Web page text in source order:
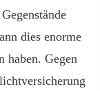
dies enorme
haben. Gegen